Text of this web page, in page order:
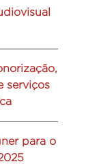
serviços
para o